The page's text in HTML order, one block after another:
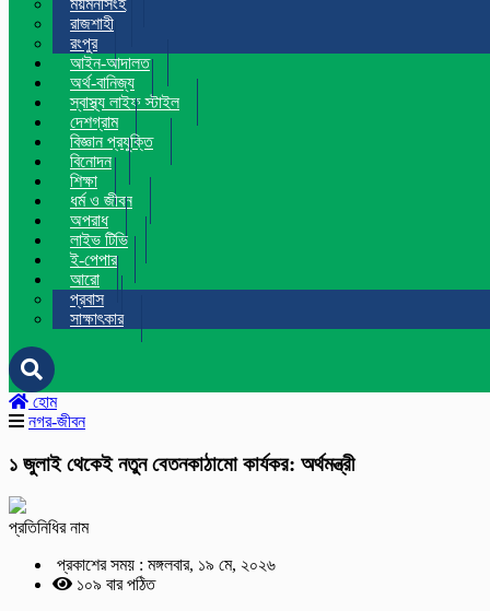
রাজশাহী
রংপুর
আইন-আদালত
অর্থ-বানিজ্য
স্বাস্থ্য লাইফ স্টাইল
দেশগ্রাম
বিজ্ঞান প্রযুক্তি
বিনোদন
শিক্ষা
ধর্ম ও জীবন
অপরাধ
লাইভ টিভি
ই-পেপার
আরো
প্রবাস
সাক্ষাৎকার
হোম
নগর-জীবন
১ জুলাই থেকেই নতুন বেতনকাঠামো কার্যকর: অর্থমন্ত্রী
প্রতিনিধির নাম
প্রকাশের সময় : মঙ্গলবার, ১৯ মে, ২০২৬
১০৯ বার পঠিত